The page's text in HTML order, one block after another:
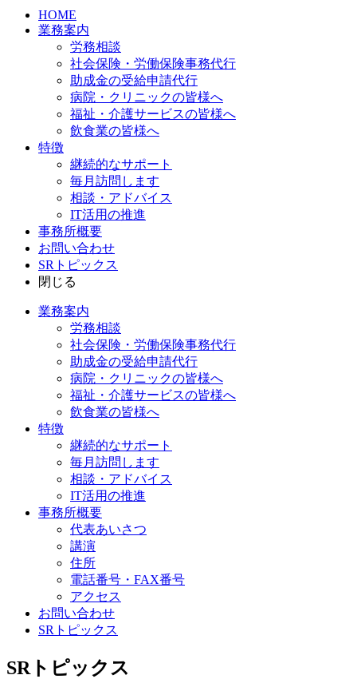
HOME
業務案内
労務相談
社会保険・労働保険事務代行
助成金の受給申請代行
病院・クリニックの皆様へ
福祉・介護サービスの皆様へ
飲食業の皆様へ
特徴
継続的なサポート
毎月訪問します
相談・アドバイス
IT活用の推進
事務所概要
お問い合わせ
SRトピックス
閉じる
業務案内
労務相談
社会保険・労働保険事務代行
助成金の受給申請代行
病院・クリニックの皆様へ
福祉・介護サービスの皆様へ
飲食業の皆様へ
特徴
継続的なサポート
毎月訪問します
相談・アドバイス
IT活用の推進
事務所概要
代表あいさつ
講演
住所
電話番号・FAX番号
アクセス
お問い合わせ
SRトピックス
SRトピックス